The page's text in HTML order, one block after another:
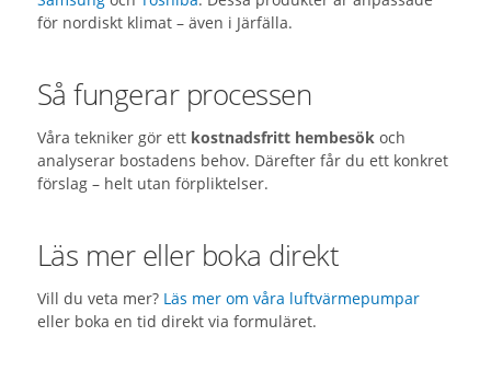
för nordiskt klimat – även i Järfälla.
Så fungerar processen
Våra tekniker gör ett kostnadsfritt hembesökoch
analyserar bostadens behov. Därefter får du ett konkret
förslag – helt utan förpliktelser.
Läs mer eller boka direkt
Vill du veta mer? Läs mer om våra luftvärmepumpar
eller boka en tid direkt via formuläret.